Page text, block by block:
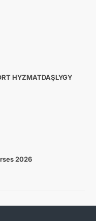
HYZMATDAŞLYGY
2026